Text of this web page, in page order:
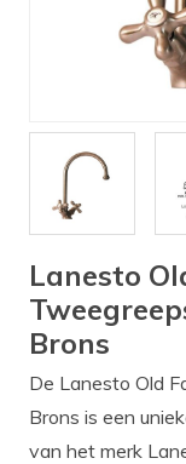
Onderdelen
Wastafels
$$$ ACTIES $$$
Lanesto
Brons
De Lanesto Old
Brons is een
van het merk